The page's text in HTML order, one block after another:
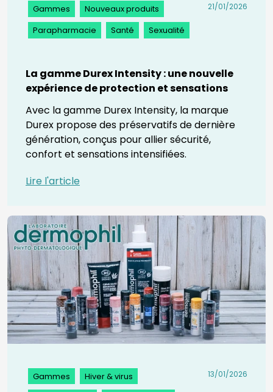
La gamme Durex Intensity : une nouvelle
expérience de protection et sensations
21/01/2026
Gammes Nouveaux produits
Parapharmacie Santé Sexualité
Avec la gamme Durex Intensity, la marque
Durex propose des préservatifs de dernière
génération, conçus pour allier sécurité,
confort et sensations intensifiées.
Lire l'article
13/01/2026
Gammes Hiver & virus